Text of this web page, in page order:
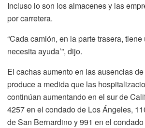
Incluso lo son los almacenes y las
por carretera.
“Cada camión, en la parte trasera, tiene
necesita ayuda’”, dijo.
El cachas aumento en las ausencias
produce a medida que las
continúan aumentando en el sur de
4257 en el condado de Los Ángeles,
de San Bernardino y 991 en el